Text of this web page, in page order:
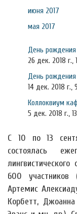
июня 2017
мая 2017
День рождения
26 дек. 2018 г.,
День рождения
14 дек. 2018 г.,
Коллоквиум
5 дек. 2018 г.,
С 10 по 13
состоялась
600
Артемис
Корбетт,